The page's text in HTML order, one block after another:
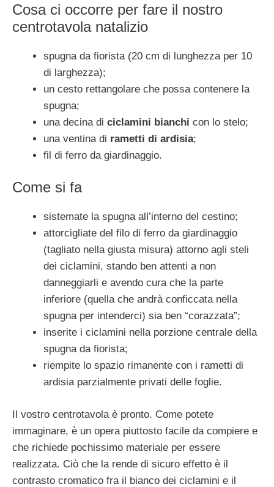
Cosa ci occorre per fare il nostro
centrotavola natalizio
spugna da fiorista (20 cm di lunghezza per 10
di larghezza);
un cesto rettangolare che possa contenere la
spugna;
una decina di ciclamini bianchi con lo stelo;
una ventina di rametti di ardisia;
fil di ferro da giardinaggio.
Come si fa
sistemate la spugna all’interno del cestino;
attorcigliate del filo di ferro da giardinaggio
(tagliato nella giusta misura) attorno agli steli
dei ciclamini, stando ben attenti a non
danneggiarli e avendo cura che la parte
inferiore (quella che andrà conficcata nella
spugna per intenderci) sia ben “corazzata”;
inserite i ciclamini nella porzione centrale della
spugna da fiorista;
riempite lo spazio rimanente con i rametti di
ardisia parzialmente privati delle foglie.
Il vostro centrotavola è pronto. Come potete
immaginare, è un opera piuttosto facile da compiere e
che richiede pochissimo materiale per essere
realizzata. Ciò che la rende di sicuro effetto è il
contrasto cromatico fra il bianco dei ciclamini e il